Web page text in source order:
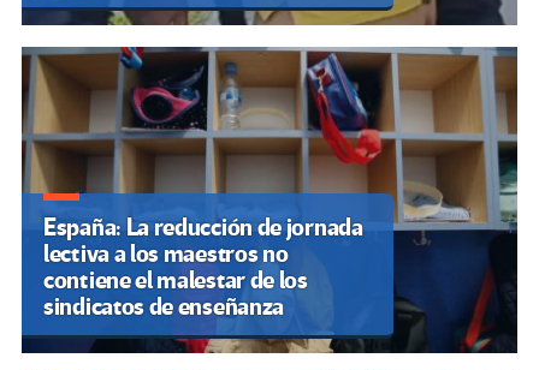
España: La reducción de jornada
lectiva a los maestros no
contiene el malestar de los
sindicatos de enseñanza